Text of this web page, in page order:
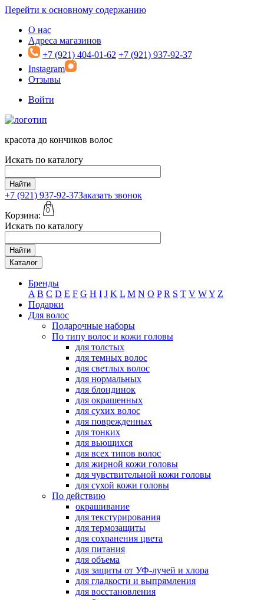
Перейти к основному содержанию
О нас
Адреса магазинов
+7 (921) 404-01-62 +7 (921) 937-92-37
Instagram
Отзывы
Войти
красота до кончиков волос
Искать по каталогу
Найти
+7 (921) 937-92-37Заказать звонок
Корзина:
0
Искать по каталогу
Найти
Каталог
Бренды
A B C D E F G H I J K L M N O P R S T V WY Z
Подарки
Для волос
Подарочные наборы
По типу волос и кожи головы
для толстых
для темных волос
для светлых волос
для нормальных
для блондинок
для окрашенных
для сухих волос
для поврежденных
для тонких
для вьющихся
для всех типов волос
для жирной кожи головы
для чувствительной кожи головы
для сухой кожи головы
По действию
окрашивание
для текстурирования
для термозащиты
для сохранения цвета
для питания
для объема
для защиты от УФ-лучей и хлора
для гладкости и выпрямления
для восстановления